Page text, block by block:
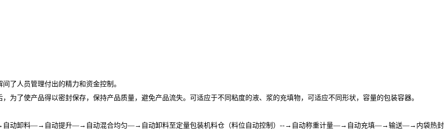
了人员管理付出的精力和资金控制。
为了使产品得以密封保存，保持产品质量，避免产品流失。可适应于不同粘度的液、浆的充填物，可适应不同形状，容量的包装容器。
动卸料―→自动提升―→自动混合均匀―→自动卸料至定量包装机料仓（料位自动控制）--→自动称重计量―→自动充填―→输送―→内袋热封